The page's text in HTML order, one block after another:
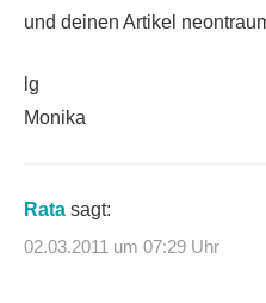
und deinen Artikel
lg
Monika
Rata sagt:
02.03.2011 um 07:29 Uhr